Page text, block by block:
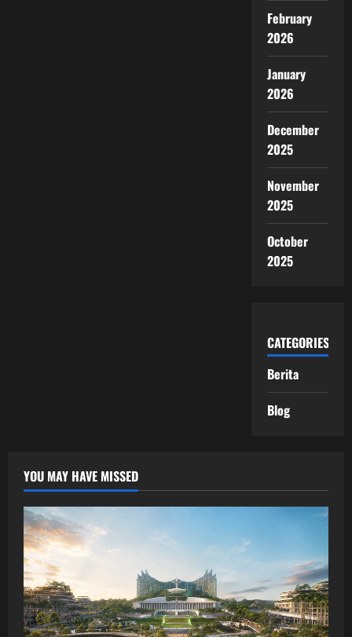
February
2026
January
2026
December
2025
November
2025
October
2025
CATEGORIES
Berita
Blog
YOU MAY HAVE MISSED